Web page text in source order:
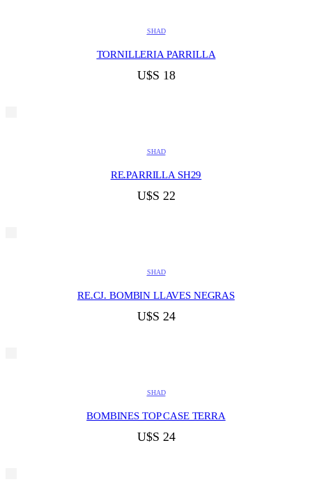
SHAD
TORNILLERIA PARRILLA
U$S 18
SHAD
RE.PARRILLA SH29
U$S 22
SHAD
RE.CJ. BOMBIN LLAVES NEGRAS
U$S 24
SHAD
BOMBINES TOP CASE TERRA
U$S 24